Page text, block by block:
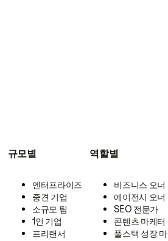
규모별
엔터프라이즈
중견 기업
소규모 팀
1인 기업
프리랜서
역할별
비즈니스 오너
에이전시 오너
SEO 전문가
콘텐츠 마케터
풀스택 성장